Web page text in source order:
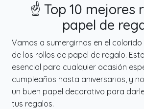
☝️ Top 10 mejores
papel de
Vamos a sumergirnos en el
de los rollos de papel de regalo.
esencial para cualquier ocasión
cumpleaños hasta aniversarios, y
un buen papel decorativo para
tus regalos.